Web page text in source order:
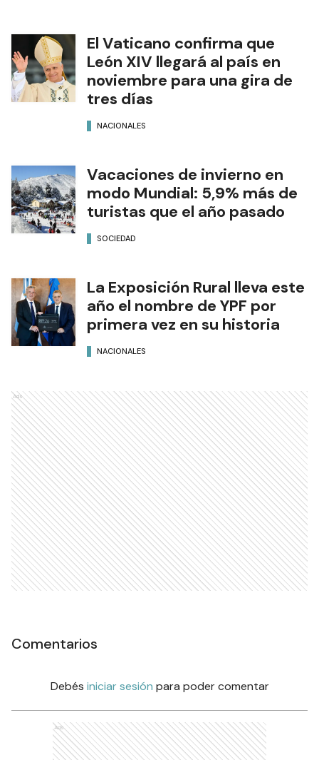
El Vaticano confirma que
León XIV llegará al país en
noviembre para una gira de
tres días
NACIONALES
Vacaciones de invierno en
modo Mundial: 5,9% más de
turistas que el año pasado
SOCIEDAD
La Exposición Rural lleva este
año el nombre de YPF por
primera vez en su historia
NACIONALES
Ads
Comentarios
Debés iniciar sesión para poder comentar
Ads